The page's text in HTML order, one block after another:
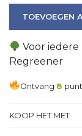
TOEVOEGEN
Voor
Regreener
Ontvang 8
KOOP HET MET